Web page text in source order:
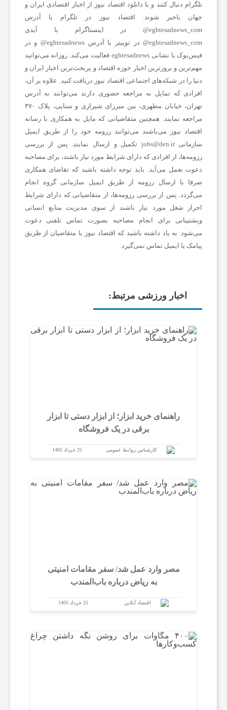
تلگرام دنبال کنند و با دانلود اقتصاد نیوز از
اخبار اقتصادی ایران و
جهان باخبر شوند. اقتصاد نیوز در تلگرام با آدرس
eghtesadnews_com@ در اینستاگرام با آیدی
eghtesadnews_com@ در توییتر با آدرس eghtesadnews@ و در
فیس‌بوک با نشانی eghtesadnews فعالیت می‌کند. روزانه می‌توانید
مهم‌ترین و بروزترین اخبار حوزه اقتصاد و پربحث‌ترین اخبار ایران و
دنیا را در شبکه‌های اجتماعی اقتصاد نیوز دریافت کنید. علاوه بر آن،
افرادی که تمایل به مراجعه حضوری دارند می‌توانند به آدرس
تهران، خیابان مطهری، بین میرزای شیرازی و سنایی، پلاک ۳۷۰
مراجعه نمایند. همچنین متقاضیانی که مایل به همکاری با رسانه‌
اقتصاد نیوز می‌باشند می‌توانند رزومه خود را از طریق ایمیل
سازمانی jobs@den.ir تکمیل و ارسال نمایند. پس از بررسی
رزومه‌ها، از افرادی که دارای شرایط مورد نیاز باشند، برای مصاحبه
دعوت بعمل می‌آید. باید توجه داشته باشید که تقاضای همکاری
صرفا با ارسال رزومه از طریق ایمیل سازمانی گروه انجام
می‌گردد. پس از بررسی رزومه‌ها، از متقاضیانی که دارای شرایط
احراز شغل مورد نیاز باشند از سوی مدیریت منابع انسانی
وپشتیبانی برای انجام مصاحبه بصورت تماس تلفنی دعوت
می‌شود. به یاد داشته باشید که اقتصاد نیوز با متقاضیان از طریق
پیامک یا ایمیل تماس نمی‌گیرد.
اخبار ورزشی مرتبط:
راهنمای خرید ابزار؛ از ابزار دستی تا ابزار
برقی در یک فروشگاه
کارشناس روابط عمومی 25 خرداد 1405
مصر وارد عمل شد/ سفر مقامات امنیتی
به ریاض درباره باب‌المندب
اقتصاد آنلاین 25 خرداد 1405